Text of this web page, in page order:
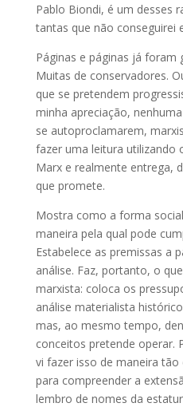
Pablo Biondi, é um desses
tantas que não conseguirei
Páginas e páginas já foram
Muitas de conservadores.
que se pretendem
minha apreciação,
se autoproclamarem,
fazer uma leitura
Marx e realmente entrega,
que promete.
Mostra como a forma
maneira pela qual pode
Estabelece as premissas a
análise. Faz, portanto, o
marxista: coloca os
análise materialista
mas, ao mesmo tempo,
conceitos pretende operar.
vi fazer isso de maneira tão
para compreender a
lembro de nomes da